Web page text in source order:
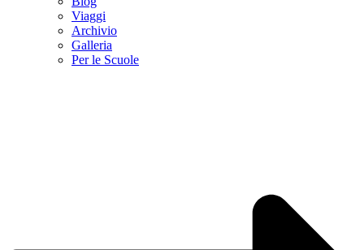
Viaggi
Archivio
Galleria
Per le Scuole